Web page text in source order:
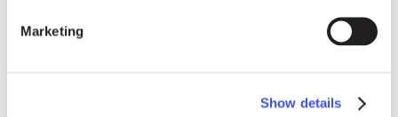
Marketing
Show details